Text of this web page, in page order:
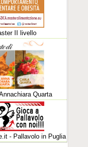
II livello
Quarta
- Pallavolo in Puglia